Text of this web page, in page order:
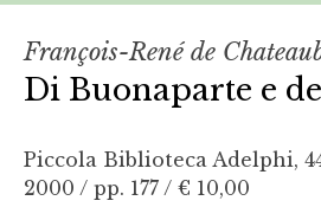
François-René de
Di Buonaparte e
Piccola Biblioteca Adelphi,
2000 / pp. 177 / € 10,00